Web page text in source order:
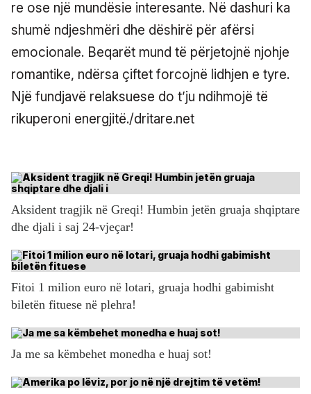
re ose një mundësie interesante. Në dashuri ka
shumë ndjeshmëri dhe dëshirë për afërsi
emocionale. Beqarët mund të përjetojnë njohje
romantike, ndërsa çiftet forcojnë lidhjen e tyre.
Një fundjavë relaksuese do t’ju ndihmojë të
rikuperoni energjitë./dritare.net
Aksident tragjik në Greqi! Humbin jetën gruaja shqiptare
dhe djali i saj 24-vjeçar!
Fitoi 1 milion euro në lotari, gruaja hodhi gabimisht
biletën fituese në plehra!
Ja me sa këmbehet monedha e huaj sot!